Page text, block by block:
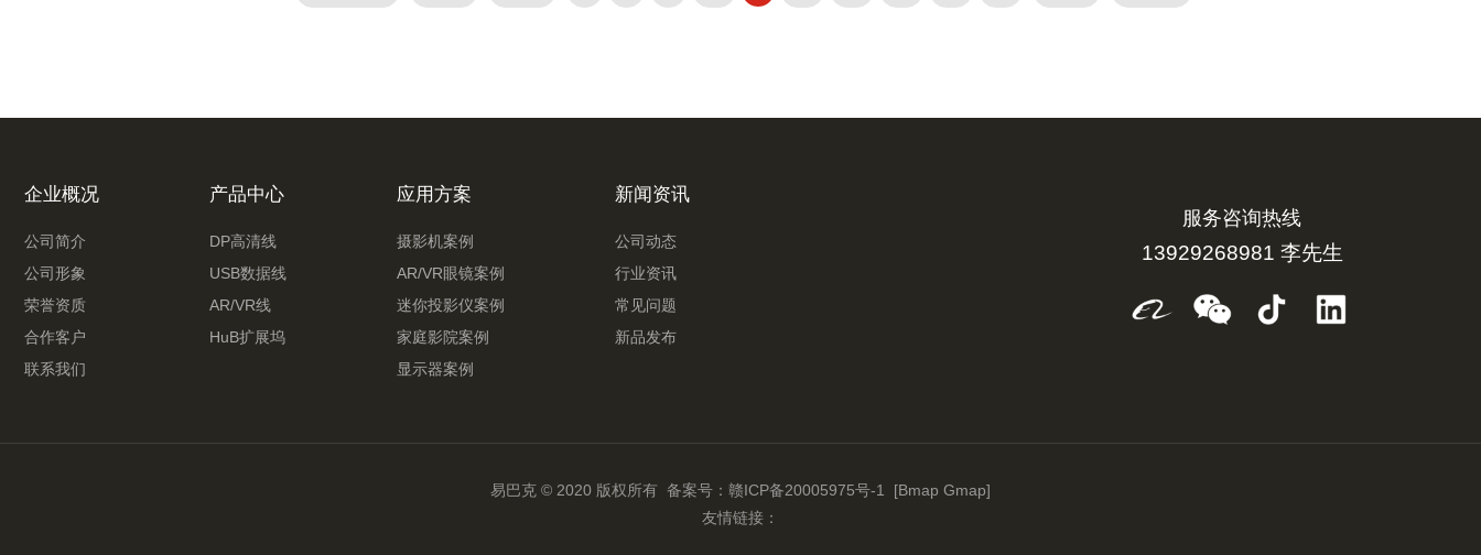
企业概况
公司简介
公司形象
荣誉资质
合作客户
联系我们
产品中心
DP高清线
USB数据线
AR/VR线
HuB扩展坞
应用方案
摄影机案例
AR/VR眼镜案例
迷你投影仪案例
家庭影院案例
显示器案例
新闻资讯
公司动态
行业资讯
常见问题
新品发布
服务咨询热线
13929268981 李先生
易巴克 © 2020 版权所有 备案号： 赣ICP备20005975号-1 [Bmap Gmap]
友情链接：